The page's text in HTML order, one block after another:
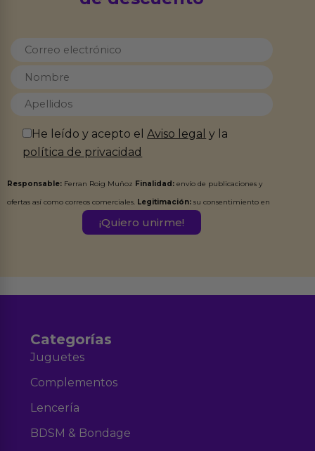
He leído y acepto elAviso legal y la
política de privacidad
Responsable: Ferran Roig Muñoz Finalidad: envío de publicaciones y
ofertas así como correos comerciales. Legitimación: su consentimiento en
Destinatarios:Ferran Roig Muñoz. Podrás ejercer tus
Categorías
Juguetes
Complementos
Lencería
BDSM & Bondage